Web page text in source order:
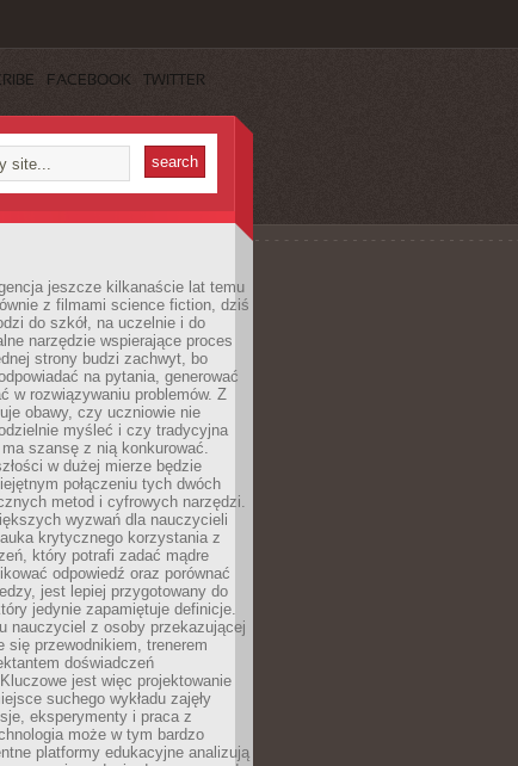
FACEBOOK TWITTER
jeszcze kilkanaście lat temu
z filmami science fiction, dziś
do szkół, na uczelnie i do
narzędzie wspierające proces
strony budzi zachwyt, bo
na pytania, generować
w rozwiązywaniu problemów. Z
obawy, czy uczniowie nie
myśleć i czy tradycyjna
ma szansę z nią konkurować.
w dużej mierze będzie
połączeniu tych dwóch
metod i cyfrowych narzędzi.
wyzwań dla nauczycieli
krytycznego korzystania z
który potrafi zadać mądre
odpowiedź oraz porównać
jest lepiej przygotowany do
jedynie zapamiętuje definicje.
nauczyciel z osoby przekazującej
się przewodnikiem, trenerem
doświadczeń
jest więc projektowanie
suchego wykładu zajęły
eksperymenty i praca z
może w tym bardzo
platformy edukacyjne analizują